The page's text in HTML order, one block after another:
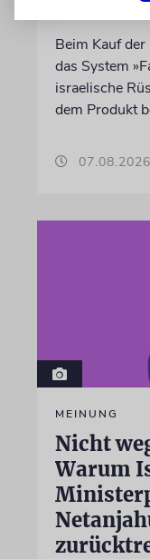
Beim Kauf
das System
israelische
dem Produkt
07.08.2026
MEINUNG
Nicht
Warum